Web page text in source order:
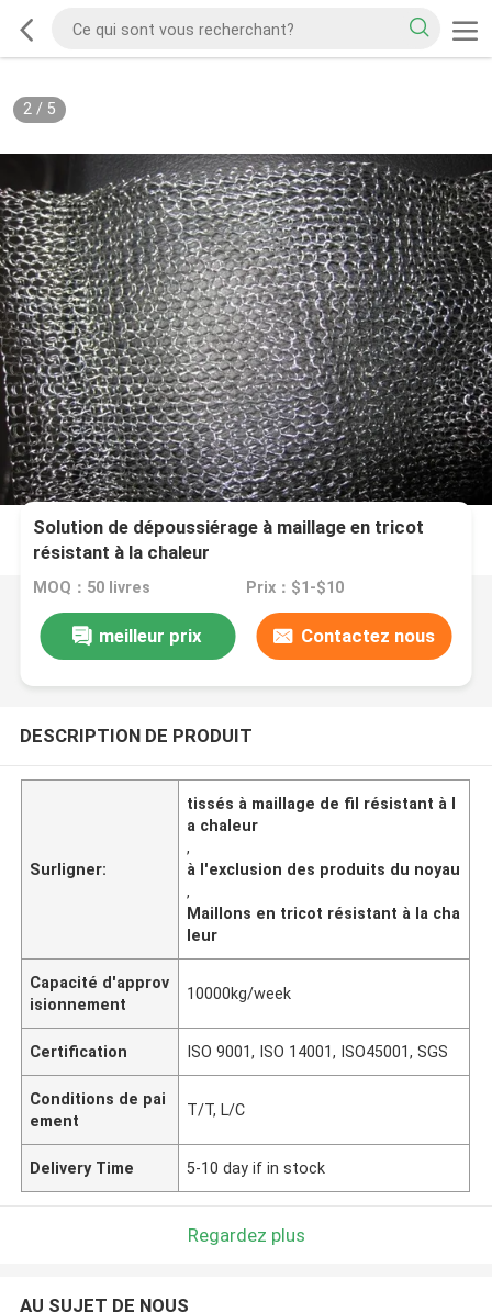
2/ 5
Solution de dépoussiérage à maillage en tricot
résistant à la chaleur
MOQ：50 livres Prix：$1-$10
meilleur prix Contactez nous
DESCRIPTION DE PRODUIT
Surligner:
tissés à maillage de fil résistant à l
a chaleur
,
à l'exclusion des produits du noyau
,
Maillons en tricot résistant à la cha
leur
Capacité d'approv
isionnement
10000kg/week
Certification ISO 9001, ISO 14001, ISO45001, SGS
Conditions de pai
ement
T/T, L/C
Delivery Time 5-10 day if in stock
Regardez plus
AU SUJET DE NOUS